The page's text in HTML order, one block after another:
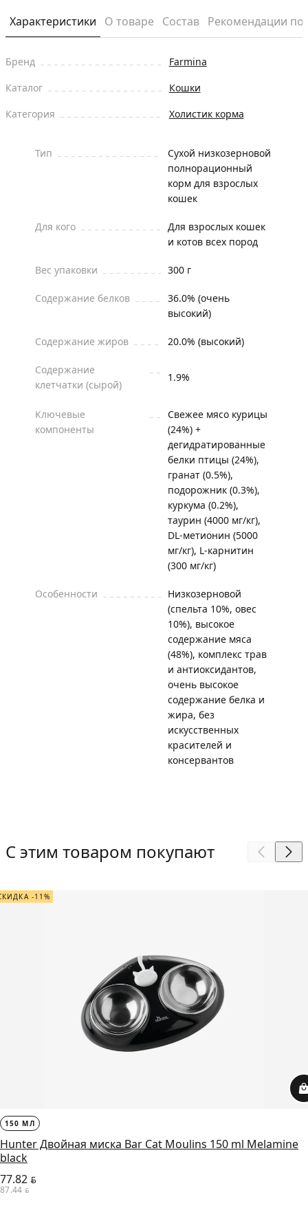
Характеристики О товаре Состав Рекомендации
Бренд
Farmina
Каталог
Кошки
Категория
Холистик корма
Тип
Сухой низкозерновой
полнорационный
корм для взрослых
кошек
Для кого
Для взрослых кошек
и котов всех пород
Вес упаковки 300 г
Содержание белков
36.0% (очень
высокий)
Содержание жиров 20.0% (высокий)
Содержание
клетчатки (сырой)
1.9%
Ключевые
компоненты
Свежее мясо курицы
(24%) +
дегидратированные
белки птицы (24%),
гранат (0.5%),
подорожник (0.3%),
куркума (0.2%),
таурин (4000 мг/кг),
DL-метионин (5000
мг/кг), L-карнитин
(300 мг/кг)
Особенности
Низкозерновой
(спельта 10%, овес
10%), высокое
содержание мяса
(48%), комплекс трав
и антиоксидантов,
очень высокое
содержание белка и
жира, без
искусственных
красителей и
консервантов
С этим товаром покупают
-11%
150 МЛ
Hunter Двойная миска Bar Cat Moulins 150 ml Melamine
black
77.82 BYN
87.44 BYN